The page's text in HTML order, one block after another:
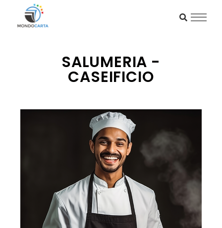
SALUMERIA -
CASEIFICIO